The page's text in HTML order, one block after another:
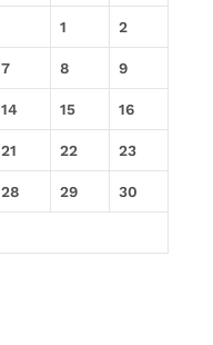
1 2
7 8 9
14 15 16
21 22 23
28 29 30